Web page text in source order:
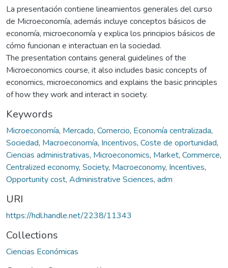
La presentación contiene lineamientos generales del curso
de Microeconomía, además incluye conceptos básicos de
economía, microeconomía y explica los principios básicos de
cómo funcionan e interactuan en la sociedad.
The presentation contains general guidelines of the
Microeconomics course, it also includes basic concepts of
economics, microeconomics and explains the basic principles
of how they work and interact in society.
Keywords
Microeconomía, Mercado, Comercio, Economía centralizada,
Sociedad, Macroeconomía, Incentivos, Coste de oportunidad,
Ciencias administrativas, Microeconomics, Market, Commerce,
Centralized economy, Society, Macroeconomy, Incentives,
Opportunity cost, Administrative Sciences, adm
URI
https://hdl.handle.net/2238/11343
Collections
Ciencias Económicas